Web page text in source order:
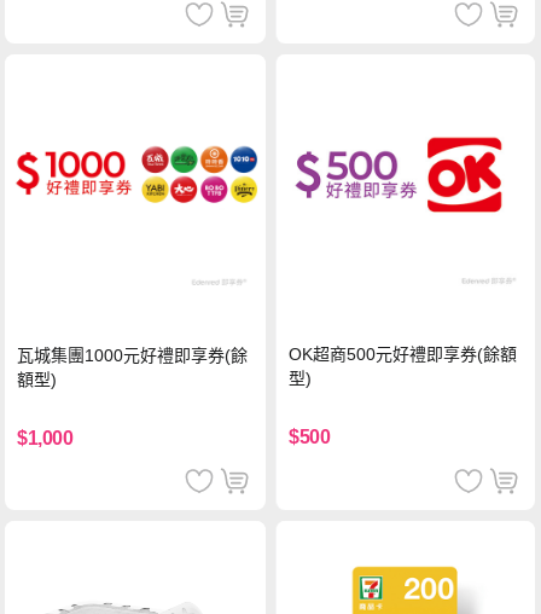
瓦城集團1000元好禮即享券(餘
額型)
$1,000
OK超商500元好禮即享券(餘額
型)
$500